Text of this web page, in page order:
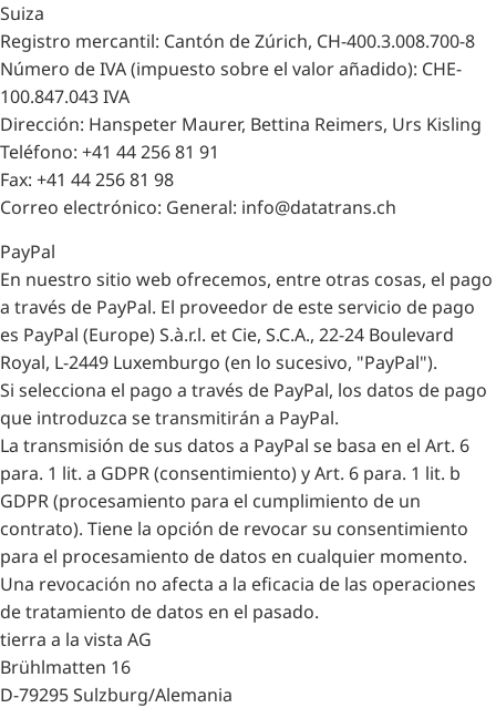
Suiza
Registro mercantil: Cantón de Zúrich, CH-400.3.008.700-8
Número de IVA (impuesto sobre el valor añadido): CHE-
100.847.043 IVA
Dirección: Hanspeter Maurer, Bettina Reimers, Urs Kisling
Teléfono: +41 44 256 81 91
Fax: +41 44 256 81 98
Correo electrónico: General: info@datatrans.ch
PayPal
En nuestro sitio web ofrecemos, entre otras cosas, el pago
a través de PayPal. El proveedor de este servicio de pago
es PayPal (Europe) S.à.r.l. et Cie, S.C.A., 22-24 Boulevard
Royal, L-2449 Luxemburgo (en lo sucesivo, "PayPal").
Si selecciona el pago a través de PayPal, los datos de pago
que introduzca se transmitirán a PayPal.
La transmisión de sus datos a PayPal se basa en el Art. 6
para. 1 lit. a GDPR (consentimiento) y Art. 6 para. 1 lit. b
GDPR (procesamiento para el cumplimiento de un
contrato). Tiene la opción de revocar su consentimiento
para el procesamiento de datos en cualquier momento.
Una revocación no afecta a la eficacia de las operaciones
de tratamiento de datos en el pasado.
tierra a la vista AG
Brühlmatten 16
D-79295 Sulzburg/Alemania